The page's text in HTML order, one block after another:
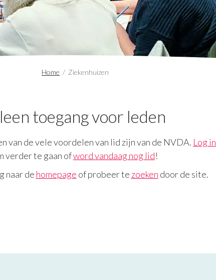
Home / Ziekenhuizen
toegang voor leden
van de vele voordelen van lid zijn van de NVDA. Log in
verder te gaan ofword vandaag nog lid!
naar de homepage of probeer te zoeken door de site.